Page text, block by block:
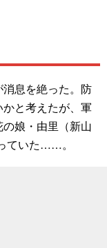
息を絶った。防
と考えたが、軍
娘・由里（新山
ていた……。